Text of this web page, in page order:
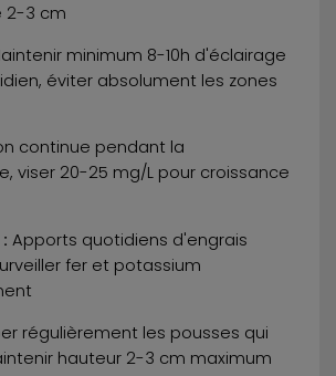
2-3 cm
minimum 8-10h d'éclairage
éviter absolument les zones
continue pendant la
viser 20-25 mg/L pour croissance
Apports quotidiens d'engrais
fer et potassium
régulièrement les pousses qui
hauteur 2-3 cm maximum